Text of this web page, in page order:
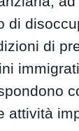
di
di
attività